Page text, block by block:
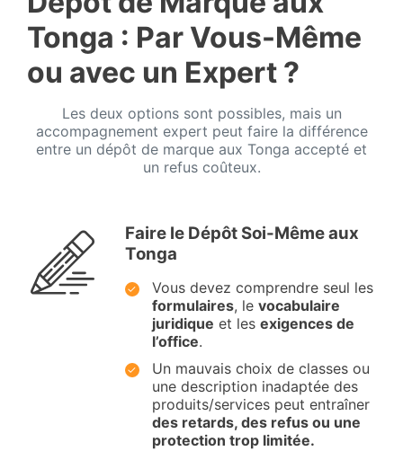
Tonga : Par Vous-Même
ou avec un Expert ?
Les deux options sont possibles, mais un
accompagnement expert peut faire la différence
entre un dépôt de marque aux Tonga accepté et
un refus coûteux.
Faire le Dépôt Soi-Même aux
Tonga
Vous devez comprendre seul les
formulaires, le vocabulaire
juridique et les exigences de
l’office.
Un mauvais choix de classes ou
une description inadaptée des
produits/services peut entraîner
des retards, des refus ou une
protection trop limitée.